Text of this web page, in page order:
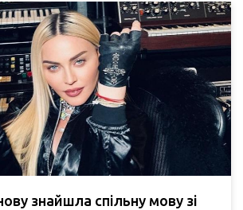
знайшла спільну мову зі